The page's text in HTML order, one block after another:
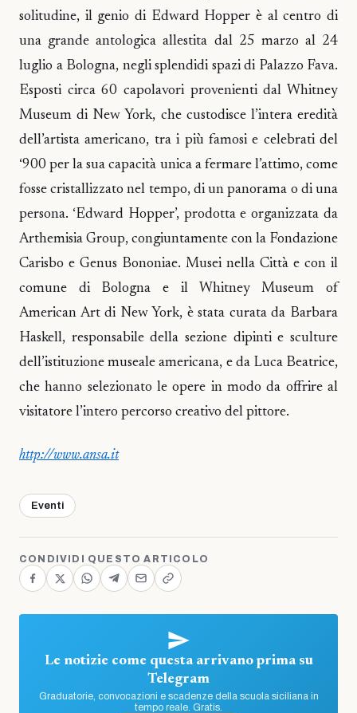
solitudine, il genio di Edward Hopper è al centro di
una grande antologica allestita dal 25 marzo al 24
luglio a Bologna, negli splendidi spazi di Palazzo Fava.
Esposti circa 60 capolavori provenienti dal Whitney
Museum di New York, che custodisce l’intera eredità
dell’artista americano, tra i più famosi e celebrati del
‘900 per la sua capacità unica a fermare l’attimo, come
fosse cristallizzato nel tempo, di un panorama o di una
persona. ‘Edward Hopper’, prodotta e organizzata da
Arthemisia Group, congiuntamente con la Fondazione
Carisbo e Genus Bononiae. Musei nella Città e con il
comune di Bologna e il Whitney Museum of
American Art di New York, è stata curata da Barbara
Haskell, responsabile della sezione dipinti e sculture
dell’istituzione museale americana, e da Luca Beatrice,
che hanno selezionato le opere in modo da offrire al
visitatore l’intero percorso creativo del pittore.
http://www.ansa.it
Eventi
CONDIVIDI QUESTO ARTICOLO
Le notizie come questa arrivano prima su
Telegram
Graduatorie, convocazioni e scadenze della scuola siciliana in
tempo reale. Gratis.